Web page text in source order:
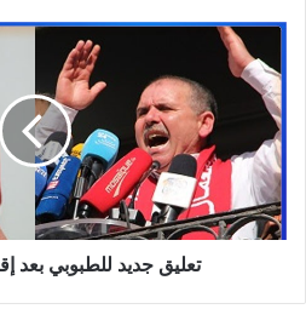
ضد
حركة
النهضة
تعليق
جديد
للطبوبي
بعد
إقالة
ألفة
الحامدي
تعليق جديد للطبوبي بعد